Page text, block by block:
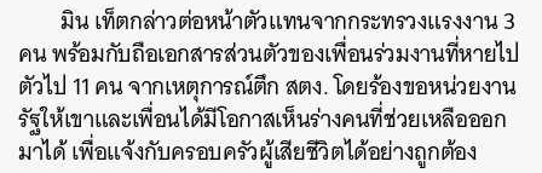
มิน เท็ตกล่าวต่อหน้าตัวแทนจากกระทรวงแรงงาน 3
คน พร้อมกับถือเอกสารส่วนตัวของเพื่อนร่วมงานที่หายไป
ตัวไป 11 คน จากเหตุการณ์ตึก สตง. โดยร้องขอหน่วยงาน
รัฐให้เขาและเพื่อนได้มีโอกาสเห็นร่างคนที่ช่วยเหลือออก
มาได้ เพื่อแจ้งกับครอบครัวผู้เสียชีวิตได้อย่างถูกต้อง